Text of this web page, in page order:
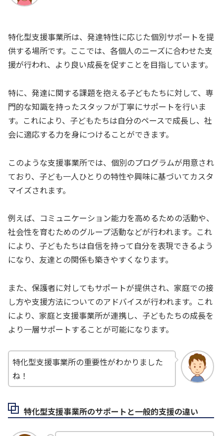
特化型支援事業所は、発達特性に応じた個別サポートを提
供する場所です。ここでは、各個人のニーズに合わせた支
援が行われ、より良い成長を促すことを目指しています。
特に、発達に関する課題を抱える子どもたちに対して、専
門的な知識を持ったスタッフが丁寧にサポートを行いま
す。これにより、子どもたちは自分のペースで成長し、社
会に適応する力を身につけることができます。
このような支援事業所では、個別のプログラムが用意され
ており、子ども一人ひとりの特性や興味に基づいてカスタ
マイズされます。
例えば、コミュニケーション能力を高めるための活動や、
社会性を育むためのグループ活動などが行われます。これ
により、子どもたちは自信を持って自分を表現できるよう
になり、友達との関係も築きやすくなります。
また、保護者に対してもサポートが提供され、家庭での接
し方や支援方法についてのアドバイスが行われます。これ
により、家庭と支援事業所が連携し、子どもたちの成長を
より一層サポートすることが可能になります。
特化型支援事業所の重要性がわかりました
ね！
特化型支援事業所のサポートと一般的支援の違い